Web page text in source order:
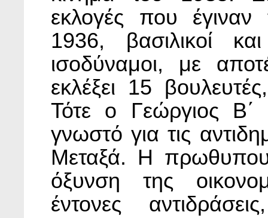
εκλογές που έγιναν
1936, βασιλικοί και
ισοδύναμοι, με
εκλέξει 15
Τότε ο Γεώργιος Β΄
γνωστό για τις
Μεταξά. Η
όξυνση της
έντονες